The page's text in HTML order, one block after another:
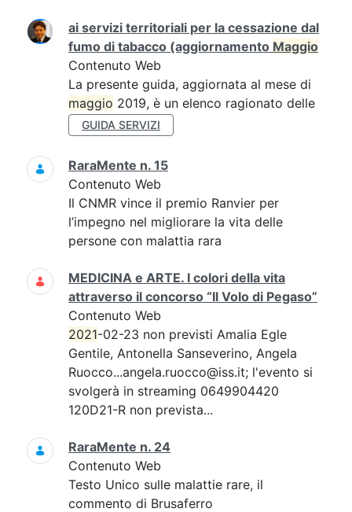
ai servizi territoriali per la cessazione dal
fumo di tabacco (aggiornamento Maggio
Contenuto Web
La presente guida, aggiornata al mese di
maggio 2019, è un elenco ragionato delle
GUIDA SERVIZI
RaraMente n. 15
Contenuto Web
Il CNMR vince il premio Ranvier per
l’impegno nel migliorare la vita delle
persone con malattia rara
MEDICINA e ARTE. I colori della vita
attraverso il concorso “Il Volo di Pegaso”
Contenuto Web
2021-02-23 non previsti Amalia Egle
Gentile, Antonella Sanseverino, Angela
Ruocco...angela.ruocco@iss.it; l'evento si
svolgerà in streaming 0649904420
120D21-R non prevista...
RaraMente n. 24
Contenuto Web
Testo Unico sulle malattie rare, il
commento di Brusaferro